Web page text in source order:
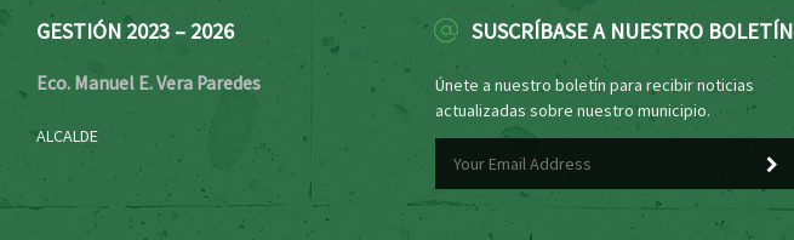
GESTIÓN 2023 – 2026
Eco. Manuel E. Vera Paredes
ALCALDE
SUSCRÍBASE A NUESTRO BOLETÍN
Únete a nuestro boletín para recibir noticias
actualizadas sobre nuestro municipio.